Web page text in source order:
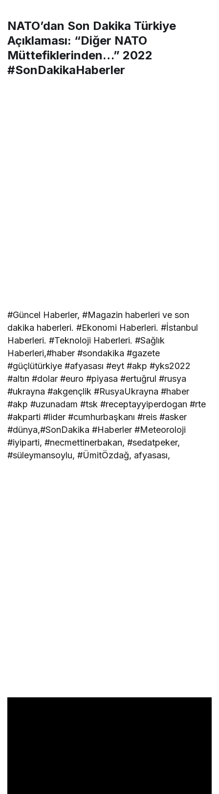
NATO’dan Son Dakika Türkiye
Açıklaması: “Diğer NATO
Müttefiklerinden…” 2022
#SonDakikaHaberler
#Güncel Haberler, #Magazin haberleri ve son
dakika haberleri. #Ekonomi Haberleri. #İstanbul
Haberleri. #Teknoloji Haberleri. #Sağlık
Haberleri,#haber #sondakika #gazete
#güçlütürkiye #afyasası #eyt #akp #yks2022
#altın #dolar #euro #piyasa #ertuğrul #rusya
#ukrayna #akgençlik #RusyaUkrayna #haber
#akp #uzunadam #tsk #receptayyiperdogan #rte
#akparti #lider #cumhurbaşkanı #reis #asker
#dünya,#SonDakika #Haberler #Meteoroloji
#iyiparti, #necmettinerbakan, #sedatpeker,
#süleymansoylu, #ÜmitÖzdağ, afyasası,